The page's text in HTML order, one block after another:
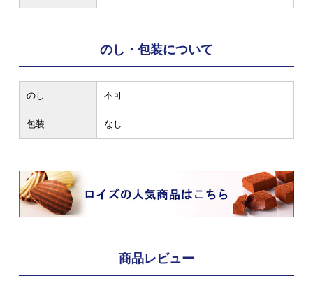
のし・包装について
のし 不可
包装 なし
商品レビュー